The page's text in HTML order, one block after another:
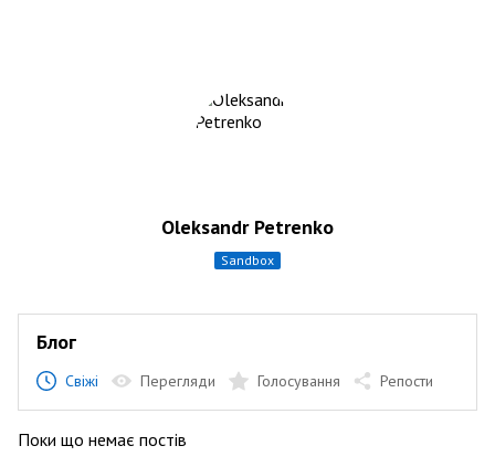
Oleksandr Petrenko
sandbox
Блог
Свіжі Перегляди Голосування Репости
Поки що немає постів